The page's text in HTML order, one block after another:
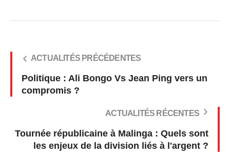
ACTUALITÉS PRÉCÉDENTES
Politique : Ali Bongo Vs Jean Ping vers un
compromis ?
ACTUALITÉS RÉCENTES
Tournée républicaine à Malinga : Quels sont
les enjeux de la division liés à l'argent ?